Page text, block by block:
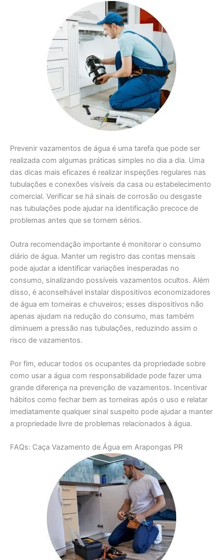
Prevenir vazamentos de água é uma tarefa que pode ser
realizada com algumas práticas simples no dia a dia. Uma
das dicas mais eficazes é realizar inspeções regulares nas
tubulações e conexões visíveis da casa ou estabelecimento
comercial. Verificar se há sinais de corrosão ou desgaste
nas tubulações pode ajudar na identificação precoce de
problemas antes que se tornem sérios.
Outra recomendação importante é monitorar o consumo
diário de água. Manter um registro das contas mensais
pode ajudar a identificar variações inesperadas no
consumo, sinalizando possíveis vazamentos ocultos. Além
disso, é aconselhável instalar dispositivos economizadores
de água em torneiras e chuveiros; esses dispositivos não
apenas ajudam na redução do consumo, mas também
diminuem a pressão nas tubulações, reduzindo assim o
risco de vazamentos.
Por fim, educar todos os ocupantes da propriedade sobre
como usar a água com responsabilidade pode fazer uma
grande diferença na prevenção de vazamentos. Incentivar
hábitos como fechar bem as torneiras após o uso e relatar
imediatamente qualquer sinal suspeito pode ajudar a manter
a propriedade livre de problemas relacionados à água.
FAQs: Caça Vazamento de Água em Arapongas PR